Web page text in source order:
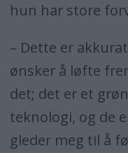
hun har store
– Dette er
ønsker å løfte
det; det er et
teknologi, og de
gleder meg til å